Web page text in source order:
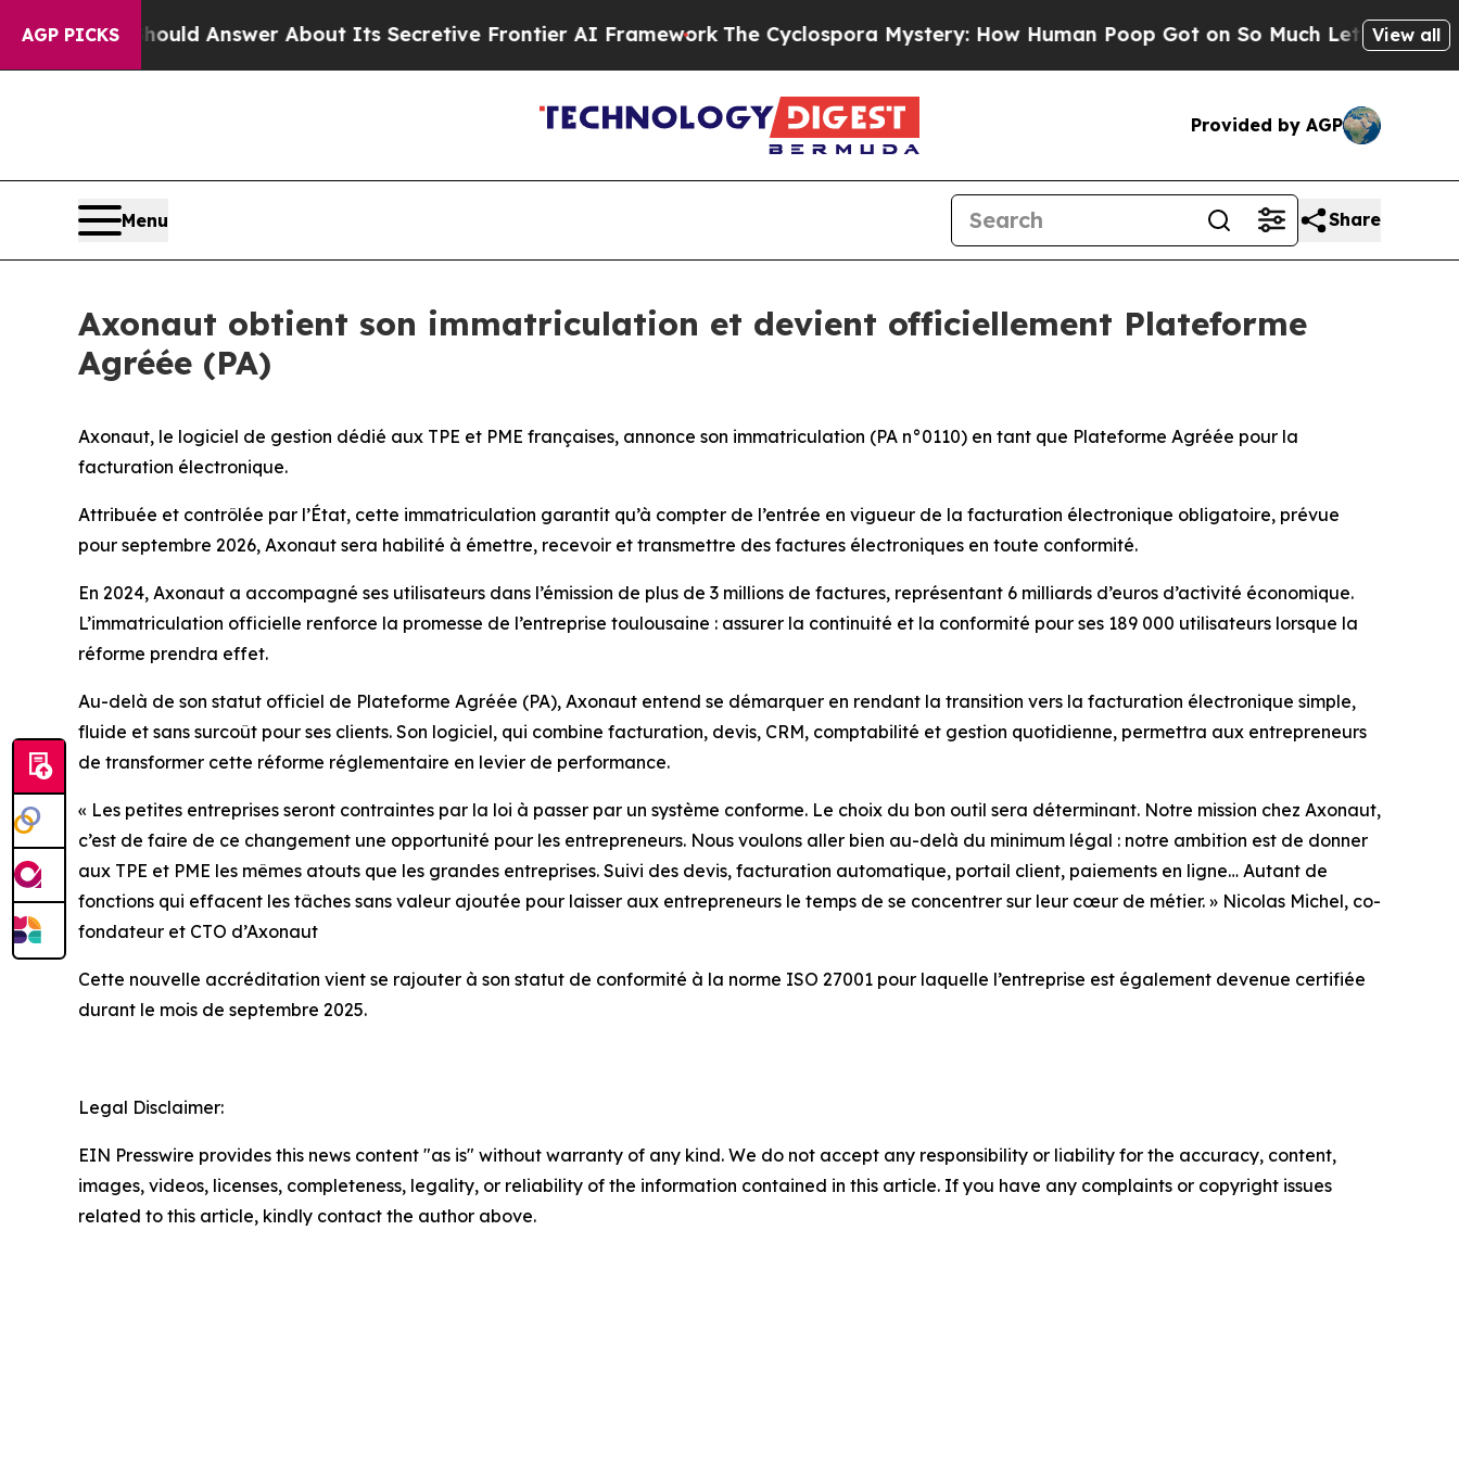
AGP PICKSShould Answer About Its Secretive Frontier AI FrameworkThe Cyclospora Mystery: How Human Poop Got on So Much LettuceAbortion
View all
Provided by AGP
Menu Share
Axonaut obtient son immatriculation et devient officiellement Plateforme
Agréée (PA)
Axonaut, le logiciel de gestion dédié aux TPE et PME françaises, annonce son immatriculation (PA n°0110) en tant que Plateforme Agréée pour la
facturation électronique.
Attribuée et contrôlée par l’État, cette immatriculation garantit qu’à compter de l’entrée en vigueur de la facturation électronique obligatoire, prévue
pour septembre 2026, Axonaut sera habilité à émettre, recevoir et transmettre des factures électroniques en toute conformité.
En 2024, Axonaut a accompagné ses utilisateurs dans l’émission de plus de 3 millions de factures, représentant 6 milliards d’euros d’activité économique.
L’immatriculation officielle renforce la promesse de l’entreprise toulousaine : assurer la continuité et la conformité pour ses 189 000 utilisateurs lorsque la
réforme prendra effet.
Au-delà de son statut officiel de Plateforme Agréée (PA), Axonaut entend se démarquer en rendant la transition vers la facturation électronique simple,
fluide et sans surcoût pour ses clients. Son logiciel, qui combine facturation, devis, CRM, comptabilité et gestion quotidienne, permettra aux entrepreneurs
de transformer cette réforme réglementaire en levier de performance.
« Les petites entreprises seront contraintes par la loi à passer par un système conforme. Le choix du bon outil sera déterminant. Notre mission chez Axonaut,
c’est de faire de ce changement une opportunité pour les entrepreneurs. Nous voulons aller bien au-delà du minimum légal : notre ambition est de donner
aux TPE et PME les mêmes atouts que les grandes entreprises. Suivi des devis, facturation automatique, portail client, paiements en ligne… Autant de
fonctions qui effacent les tâches sans valeur ajoutée pour laisser aux entrepreneurs le temps de se concentrer sur leur cœur de métier. » Nicolas Michel, co-
fondateur et CTO d’Axonaut
Cette nouvelle accréditation vient se rajouter à son statut de conformité à la norme ISO 27001 pour laquelle l’entreprise est également devenue certifiée
durant le mois de septembre 2025.
Legal Disclaimer:
EIN Presswire provides this news content "as is" without warranty of any kind. We do not accept any responsibility or liability for the accuracy, content,
images, videos, licenses, completeness, legality, or reliability of the information contained in this article. If you have any complaints or copyright issues
related to this article, kindly contact the author above.